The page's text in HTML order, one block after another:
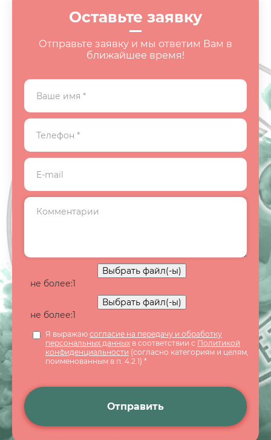
Оставьте заявку
Отправьте заявку и мы ответим Вам в
ближайшее время!
Выбрать файл(-ы)
не более:1
Выбрать файл(-ы)
не более:1
Я выражаю согласие на передачу и обработку
персональных данных в соответствии с Политикой
конфиденциальности (согласно категориям и целям,
поименованным в п. 4.2.1) *
Отправить